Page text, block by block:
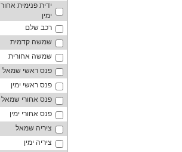
ידית פנימית אחור
ימין
רכב שלם
שמשה קדמית
שמשה אחורית
פנס ראשי שמאל
פנס ראשי ימין
פנס אחורי שמאל
פנס אחורי ימין
ציריה שמאל
ציריה ימין